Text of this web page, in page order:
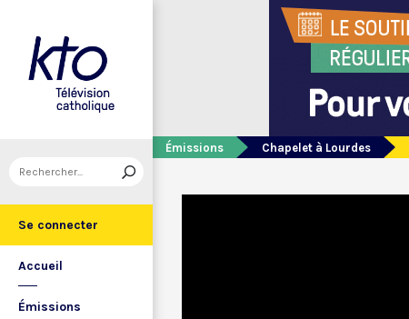
Se connecter
Accueil
Émissions
Émissions Chapelet à Lourdes